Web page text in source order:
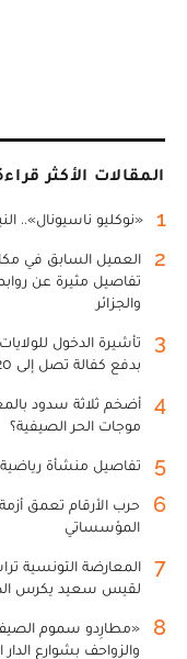
المقالات الأكثر
1 «نوكليو ناسيونال»..
2
العميل السابق في
تفاصيل مثيرة عن
والجزائر
3
بدفع كفالة تصل إلى 20 ألف دولار
4
أضخم ثلاثة سدود
موجات الحر الصيفية؟
5 تفاصيل منشأة رياضية
6
حرب الأرقام تعمق
المؤسساتي
7
المعارضة التونسية
لقيس سعيد يكرس
8
«مطارِدو سموم
والزواحف بشوارع الدار